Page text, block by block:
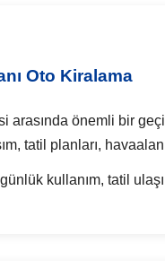
Oto Kiralama
arasında önemli bir
tatil planları,
kullanım, tatil